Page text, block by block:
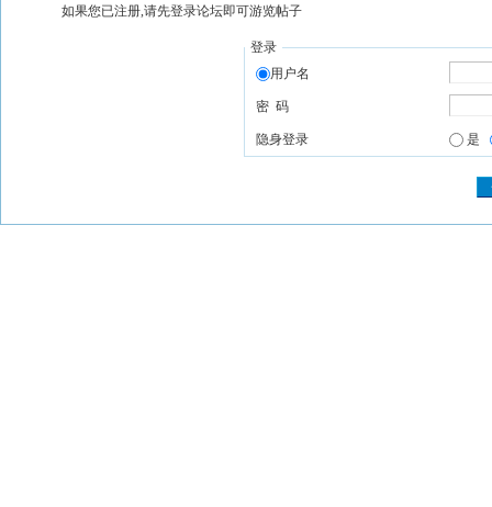
如果您已注册,请先登录论坛即可游览帖子
登录
用户名
密 码
隐身登录 是